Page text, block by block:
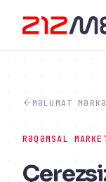
MƏLUMAT
RƏQƏMSAL